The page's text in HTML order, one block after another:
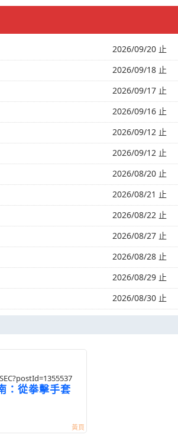
2026/09/20 止
2026/09/18 止
2026/09/17 止
2026/09/16 止
2026/09/12 止
2026/09/12 止
2026/08/20 止
2026/08/21 止
2026/08/22 止
2026/08/27 止
2026/08/28 止
2026/08/29 止
2026/08/30 止
：從拳擊手套